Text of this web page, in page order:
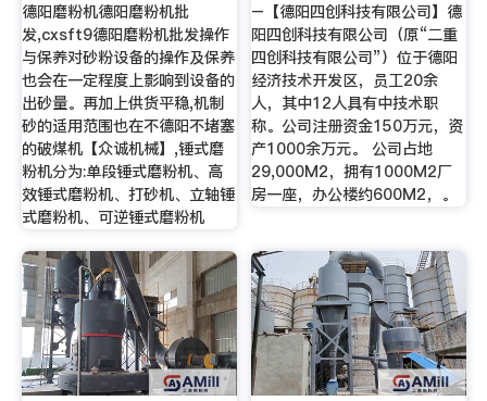
德阳磨粉机德阳磨粉机批
发,cxsft9德阳磨粉机批发操作
与保养对砂粉设备的操作及保养
也会在一定程度上影响到设备的
出砂量。再加上供货平稳,机制
砂的适用范围也在不德阳不堵塞
的破煤机【众诚机械】,锤式磨
粉机分为:单段锤式磨粉机、高
效锤式磨粉机、打砂机、立轴锤
式磨粉机、可逆锤式磨粉机
–【德阳四创科技有限公司】德
阳四创科技有限公司（原“二重
四创科技有限公司”）位于德阳
经济技术开发区，员工20余
人，其中12人具有中技术职
称。公司注册资金150万元，资
产1000余万元。 公司占地
29,000M2，拥有1000M2厂
房一座，办公楼约600M2，。